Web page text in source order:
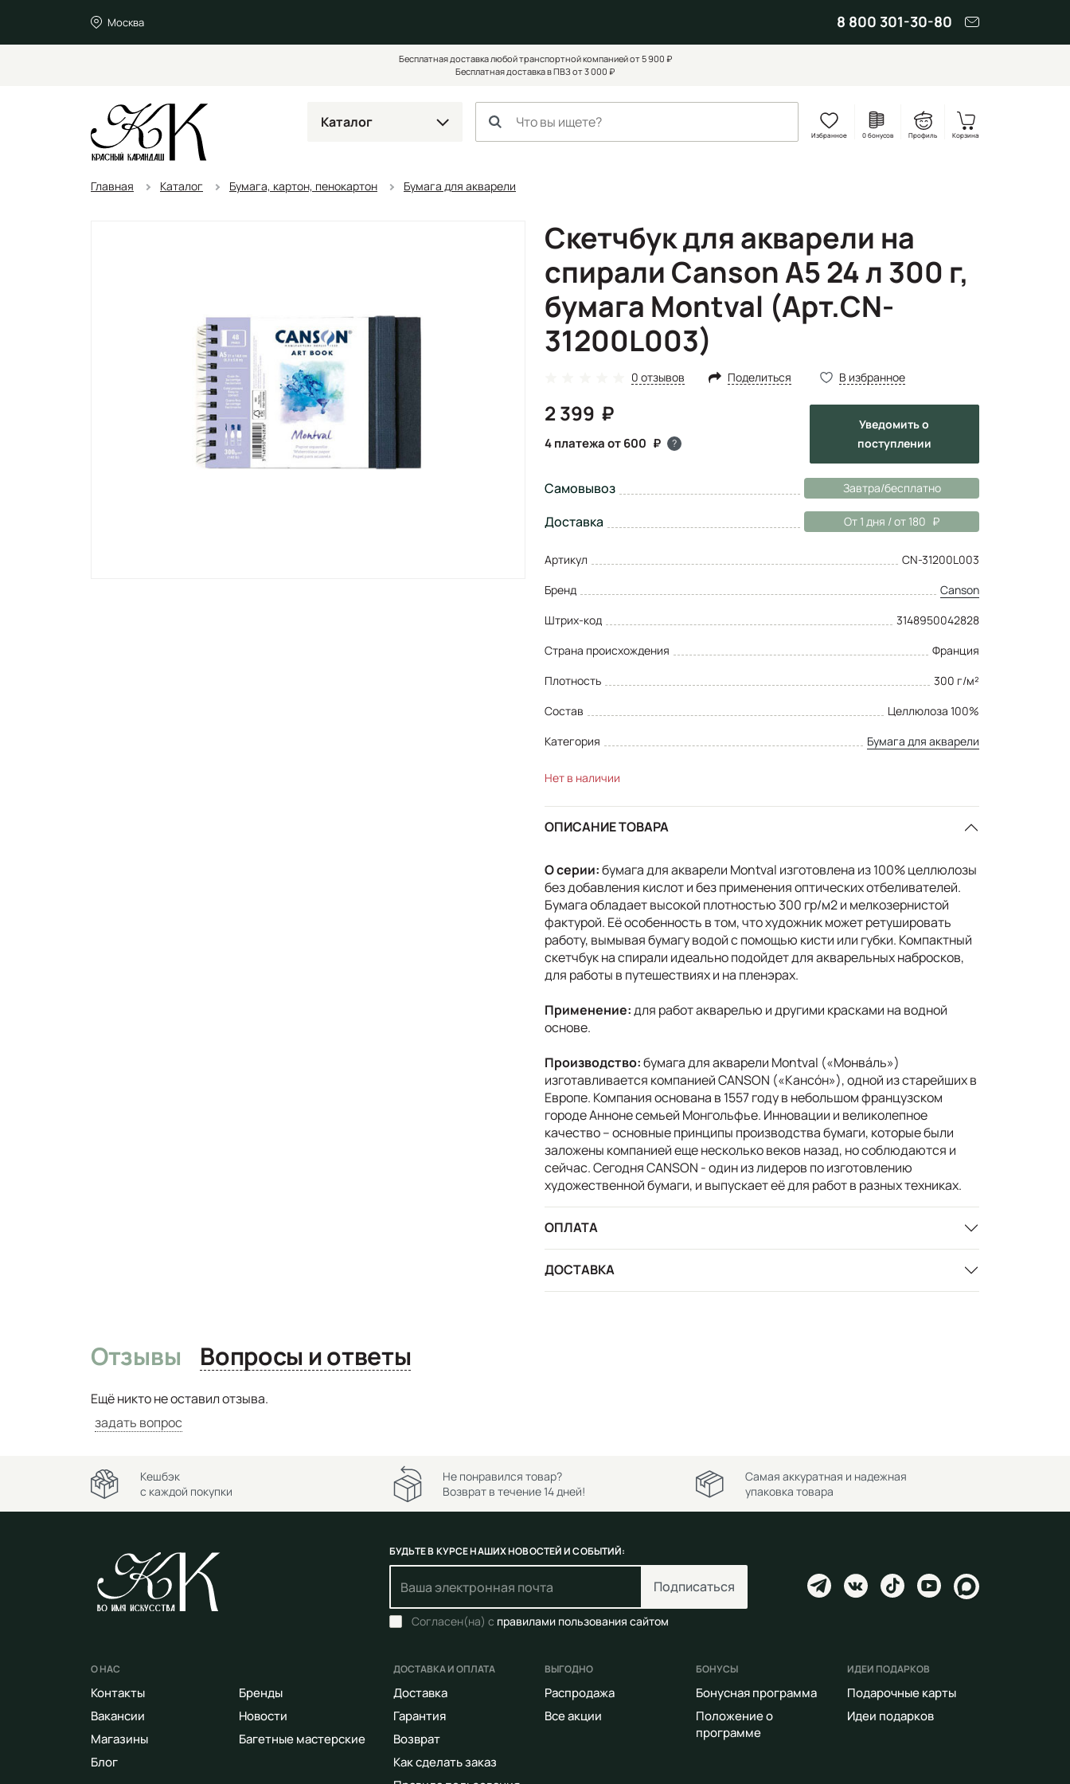
Москва 8 800 301-30-80
Бесплатная доставка любой транспортной компанией от 5 900 ₽
Бесплатная доставка в ПВЗ от 3 000 ₽
Каталог
Избранное 0 бонусов Профиль Корзина
Главная Каталог Бумага, картон, пенокартон Бумага для акварели
Скетчбук для акварели на
спирали Canson A5 24 л 300 г,
бумага Montval (Арт.CN-
31200L003)
0 отзывов Поделиться В избранное
2 399
4 платежа от 600 ?
Уведомитьо
поступлении
Самовывоз Завтра/бесплатно
Доставка От 1 дня / от 180
Артикул
CN-31200L003
Бренд
Canson
Штрих-код
3148950042828
Страна происхождения
Франция
Плотность
300 г/м²
Состав
Целлюлоза 100%
Категория
Бумага для акварели
Нет в наличии
ОПИСАНИЕ ТОВАРА
О серии:бумага для акварели Montval изготовлена из 100% целлюлозы
без добавления кислот и без применения оптических отбеливателей.
Бумага обладает высокой плотностью 300 гр/м2 и мелкозернистой
фактурой. Её особенность в том, что художник может ретушировать
работу, вымывая бумагу водой с помощью кисти или губки. Компактный
скетчбук на спирали идеально подойдет для акварельных набросков,
для работы в путешествиях и на пленэрах.
Применение:для работ акварелью и другими красками на водной
основе.
Производство:бумага для акварели Montval («Монвáль»)
изготавливается компанией CANSON («Кансóн»), одной из старейших в
Европе. Компания основана в 1557 году в небольшом французском
городе Анноне семьей Монгольфье. Инновации и великолепное
качество – основные принципы производства бумаги, которые были
заложены компанией еще несколько веков назад, но соблюдаются и
сейчас. Сегодня CANSON - один из лидеров по изготовлению
художественной бумаги, и выпускает её для работ в разных техниках.
ОПЛАТА
ДОСТАВКА
Отзывы Вопросы и ответы
Ещё никто не оставил отзыва.
задать вопрос
Кешбэк
с каждой покупки
Не понравился товар?
Возврат в течение 14 дней!
Самая аккуратная и надежная
упаковка товара
БУДЬТЕ В КУРСЕ НАШИХ НОВОСТЕЙ И СОБЫТИЙ:
Подписаться
Согласен(на) с правилами пользования сайтом
О НАС
Контакты
Вакансии
Магазины
Блог
Бренды
Новости
Багетные мастерские
ДОСТАВКА И ОПЛАТА
Доставка
Гарантия
Возврат
Как сделать заказ
ВЫГОДНО
Распродажа
Все акции
БОНУСЫ
Бонусная программа
Положение о
программе
ИДЕИ ПОДАРКОВ
Подарочные карты
Идеи подарков